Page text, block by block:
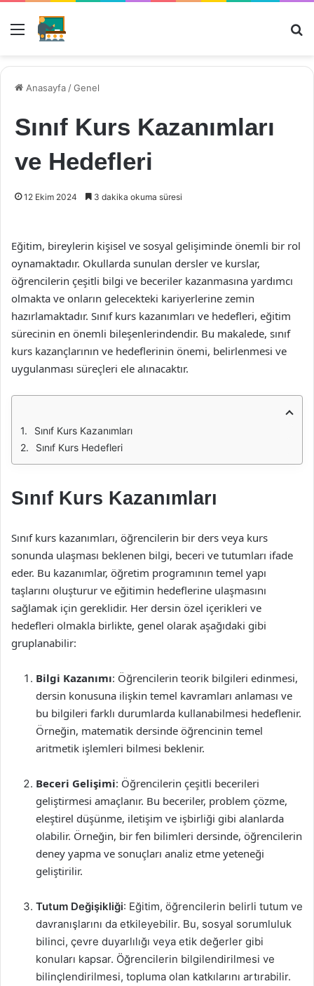
Menü
Anasayfa /Genel
Sınıf Kurs Kazanımları
ve Hedefleri
12 Ekim 2024 3 dakika okuma süresi
Eğitim, bireylerin kişisel ve sosyal gelişiminde önemli bir rol
oynamaktadır. Okullarda sunulan dersler ve kurslar,
öğrencilerin çeşitli bilgi ve beceriler kazanmasına yardımcı
olmakta ve onların gelecekteki kariyerlerine zemin
hazırlamaktadır. Sınıf kurs kazanımları ve hedefleri, eğitim
sürecinin en önemli bileşenlerindendir. Bu makalede, sınıf
kurs kazançlarının ve hedeflerinin önemi, belirlenmesi ve
uygulanması süreçleri ele alınacaktır.
Sınıf Kurs Kazanımları
Sınıf Kurs Hedefleri
Sınıf Kurs Kazanımları
Sınıf kurs kazanımları, öğrencilerin bir ders veya kurs
sonunda ulaşması beklenen bilgi, beceri ve tutumları ifade
eder. Bu kazanımlar, öğretim programının temel yapı
taşlarını oluşturur ve eğitimin hedeflerine ulaşmasını
sağlamak için gereklidir. Her dersin özel içerikleri ve
hedefleri olmakla birlikte, genel olarak aşağıdaki gibi
gruplanabilir:
Bilgi Kazanımı: Öğrencilerin teorik bilgileri edinmesi,
dersin konusuna ilişkin temel kavramları anlaması ve
bu bilgileri farklı durumlarda kullanabilmesi hedeflenir.
Örneğin, matematik dersinde öğrencinin temel
aritmetik işlemleri bilmesi beklenir.
Beceri Gelişimi: Öğrencilerin çeşitli becerileri
geliştirmesi amaçlanır. Bu beceriler, problem çözme,
eleştirel düşünme, iletişim ve işbirliği gibi alanlarda
olabilir. Örneğin, bir fen bilimleri dersinde, öğrencilerin
deney yapma ve sonuçları analiz etme yeteneği
geliştirilir.
Tutum Değişikliği: Eğitim, öğrencilerin belirli tutum ve
davranışlarını da etkileyebilir. Bu, sosyal sorumluluk
bilinci, çevre duyarlılığı veya etik değerler gibi
konuları kapsar. Öğrencilerin bilgilendirilmesi ve
bilinçlendirilmesi, topluma olan katkılarını artırabilir.